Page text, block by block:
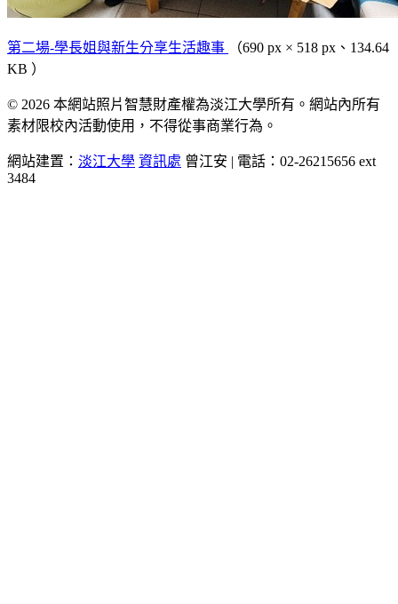
第二場-學長姐與新生分享生活趣事
（690 px × 518 px、134.64
KB ）
© 2026 本網站照片智慧財產權為淡江大學所有。網站內所有
素材限校內活動使用，不得從事商業行為。
網站建置： 淡江大學 資訊處 曾江安 | 電話：02-26215656 ext
3484